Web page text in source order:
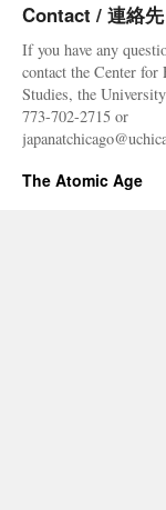
Contact / 連絡先
If you have any
contact the Center for
Studies, the
773-702-2715 or
The Atomic Age